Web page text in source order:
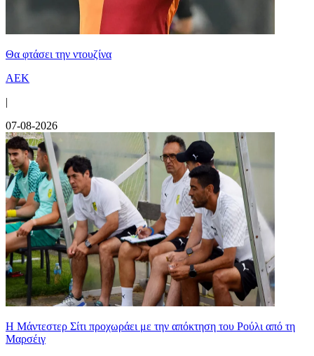
Θα φτάσει την ντουζίνα
ΑΕΚ
|
07-08-2026
Η Μάντεστερ Σίτι προχωράει με την απόκτηση του Ρούλι από τη
Μαρσέιγ